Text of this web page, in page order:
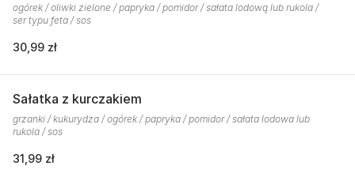
ogórek / oliwki zielone / papryka / pomidor / sałata lodową lub rukola /
ser typu feta / sos
30,99 zł
Sałatka z kurczakiem
grzanki / kukurydza / ogórek / papryka / pomidor / sałata lodowa lub
rukola / sos
31,99 zł